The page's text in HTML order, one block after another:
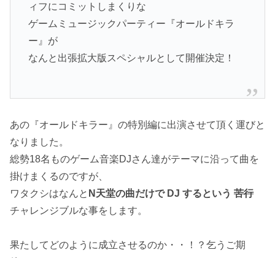
ィフにコミットしまくりな
ゲームミュージックパーティー『オールドキラ
ー』が
なんと出張拡大版スペシャルとして開催決定！
あの『オールドキラー』の特別編に出演させて頂く運びと
なりました。
総勢18名ものゲーム音楽DJさん達がテーマに沿って曲を
掛けまくるのですが、
ワタクシはなんと N天堂の曲だけで DJ するという 苦行
チャレンジブルな事をします。
果たしてどのように成立させるのか・・！？乞うご期